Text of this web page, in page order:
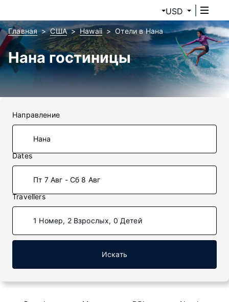
USD
Главная США Hawaii Отели в Нана
Нана гостиницы
Направление
Dates
Пт 7 Авг - Сб 8 Авг
Travellers
1 Номер, 2 Взрослых, 0 Детей
Искать